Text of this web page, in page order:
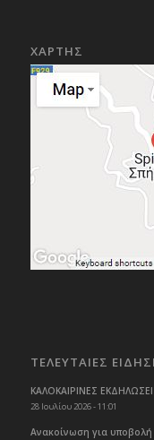
ΧΑΡΤΗΣ
ΤΕΛΕΥΤΑΙΕΣ
ΚΑΛΟΚΑΙΡΙΝΕΣ
28 Ιουλίου 2026 - 11:01
Ανακοίνωση για